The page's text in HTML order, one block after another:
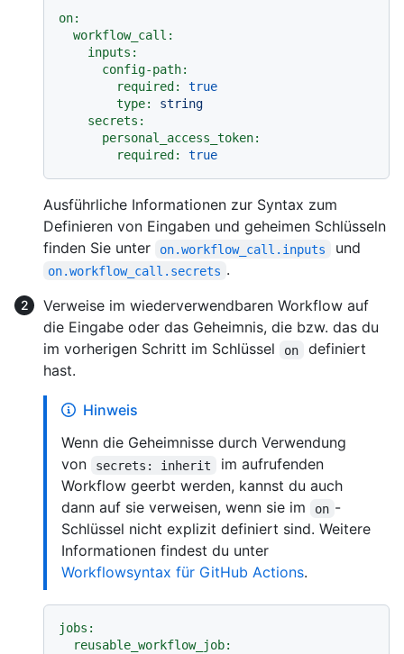
on:
workflow_call:
inputs:
config-path:
required:
true
type:
string
secrets:
personal_access_token:
required:
true
Ausführliche Informationen zur Syntax zum
Definieren von Eingaben und geheimen Schlüsseln
finden Sie unter
on.workflow_call.inputs und
on.workflow_call.secrets .
Verweise im wiederverwendbaren Workflow auf
die Eingabe oder das Geheimnis, die bzw. das du
im vorherigen Schritt im Schlüssel
on
definiert
hast.
Hinweis
Wenn die Geheimnisse durch Verwendung
von
secrets: inherit
im aufrufenden
Workflow geerbt werden, kannst du auch
dann auf sie verweisen, wenn sie im
on -
Schlüssel nicht explizit definiert sind. Weitere
Informationen findest du unter
Workflowsyntax für GitHub Actions.
jobs:
reusable_workflow_job: